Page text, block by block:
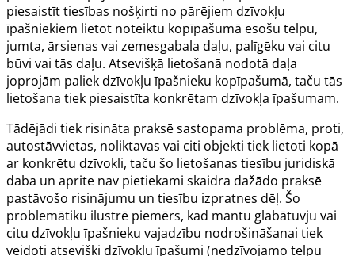
piesaistīt tiesības nošķirti no pārējiem dzīvokļu
īpašniekiem lietot noteiktu kopīpašumā esošu telpu,
jumta, ārsienas vai zemesgabala daļu, palīgēku vai citu
būvi vai tās daļu. Atsevišķā lietošanā nodotā daļa
joprojām paliek dzīvokļu īpašnieku kopīpašumā, taču tās
lietošana tiek piesaistīta konkrētam dzīvokļa īpašumam.
Tādējādi tiek risināta praksē sastopama problēma, proti,
autostāvvietas, noliktavas vai citi objekti tiek lietoti kopā
ar konkrētu dzīvokli, taču šo lietošanas tiesību juridiskā
daba un aprite nav pietiekami skaidra dažādo praksē
pastāvošo risinājumu un tiesību izpratnes dēļ. Šo
problemātiku ilustrē piemērs, kad mantu glabātuvju vai
citu dzīvokļu īpašnieku vajadzību nodrošināšanai tiek
veidoti atsevišķi dzīvokļu īpašumi (nedzīvojamo telpu